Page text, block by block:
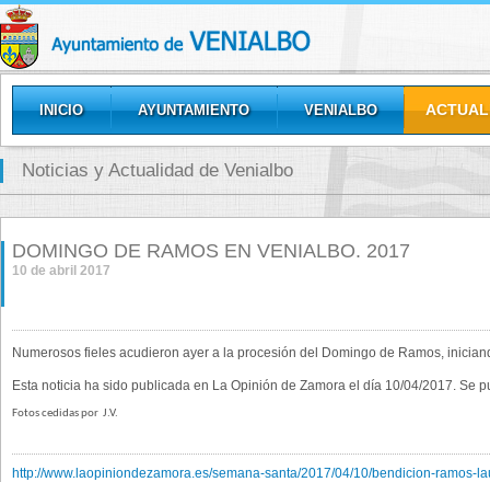
INICIO AYUNTAMIENTO VENIALBO
GALERÍAS
Noticias y Actualidad de Venialbo
DOMINGO DE RAMOS EN VENIALBO. 2017
10 de abril 2017
Numerosos fieles acudieron ayer a la procesión del Domingo de Ramos,
Esta noticia ha sido publicada en La Opinión de Zamora el día 10/04/2017. Se
Fotos cedidas por J.V.
http://www.laopiniondezamora.es/semana-santa/2017/04/10/bendicion-ramos-